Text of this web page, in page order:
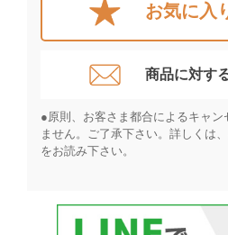
お気に入
商品に対す
●原則、お客さま都合によるキャン
ません。ご了承下さい。詳しくは、
をお読み下さい。​